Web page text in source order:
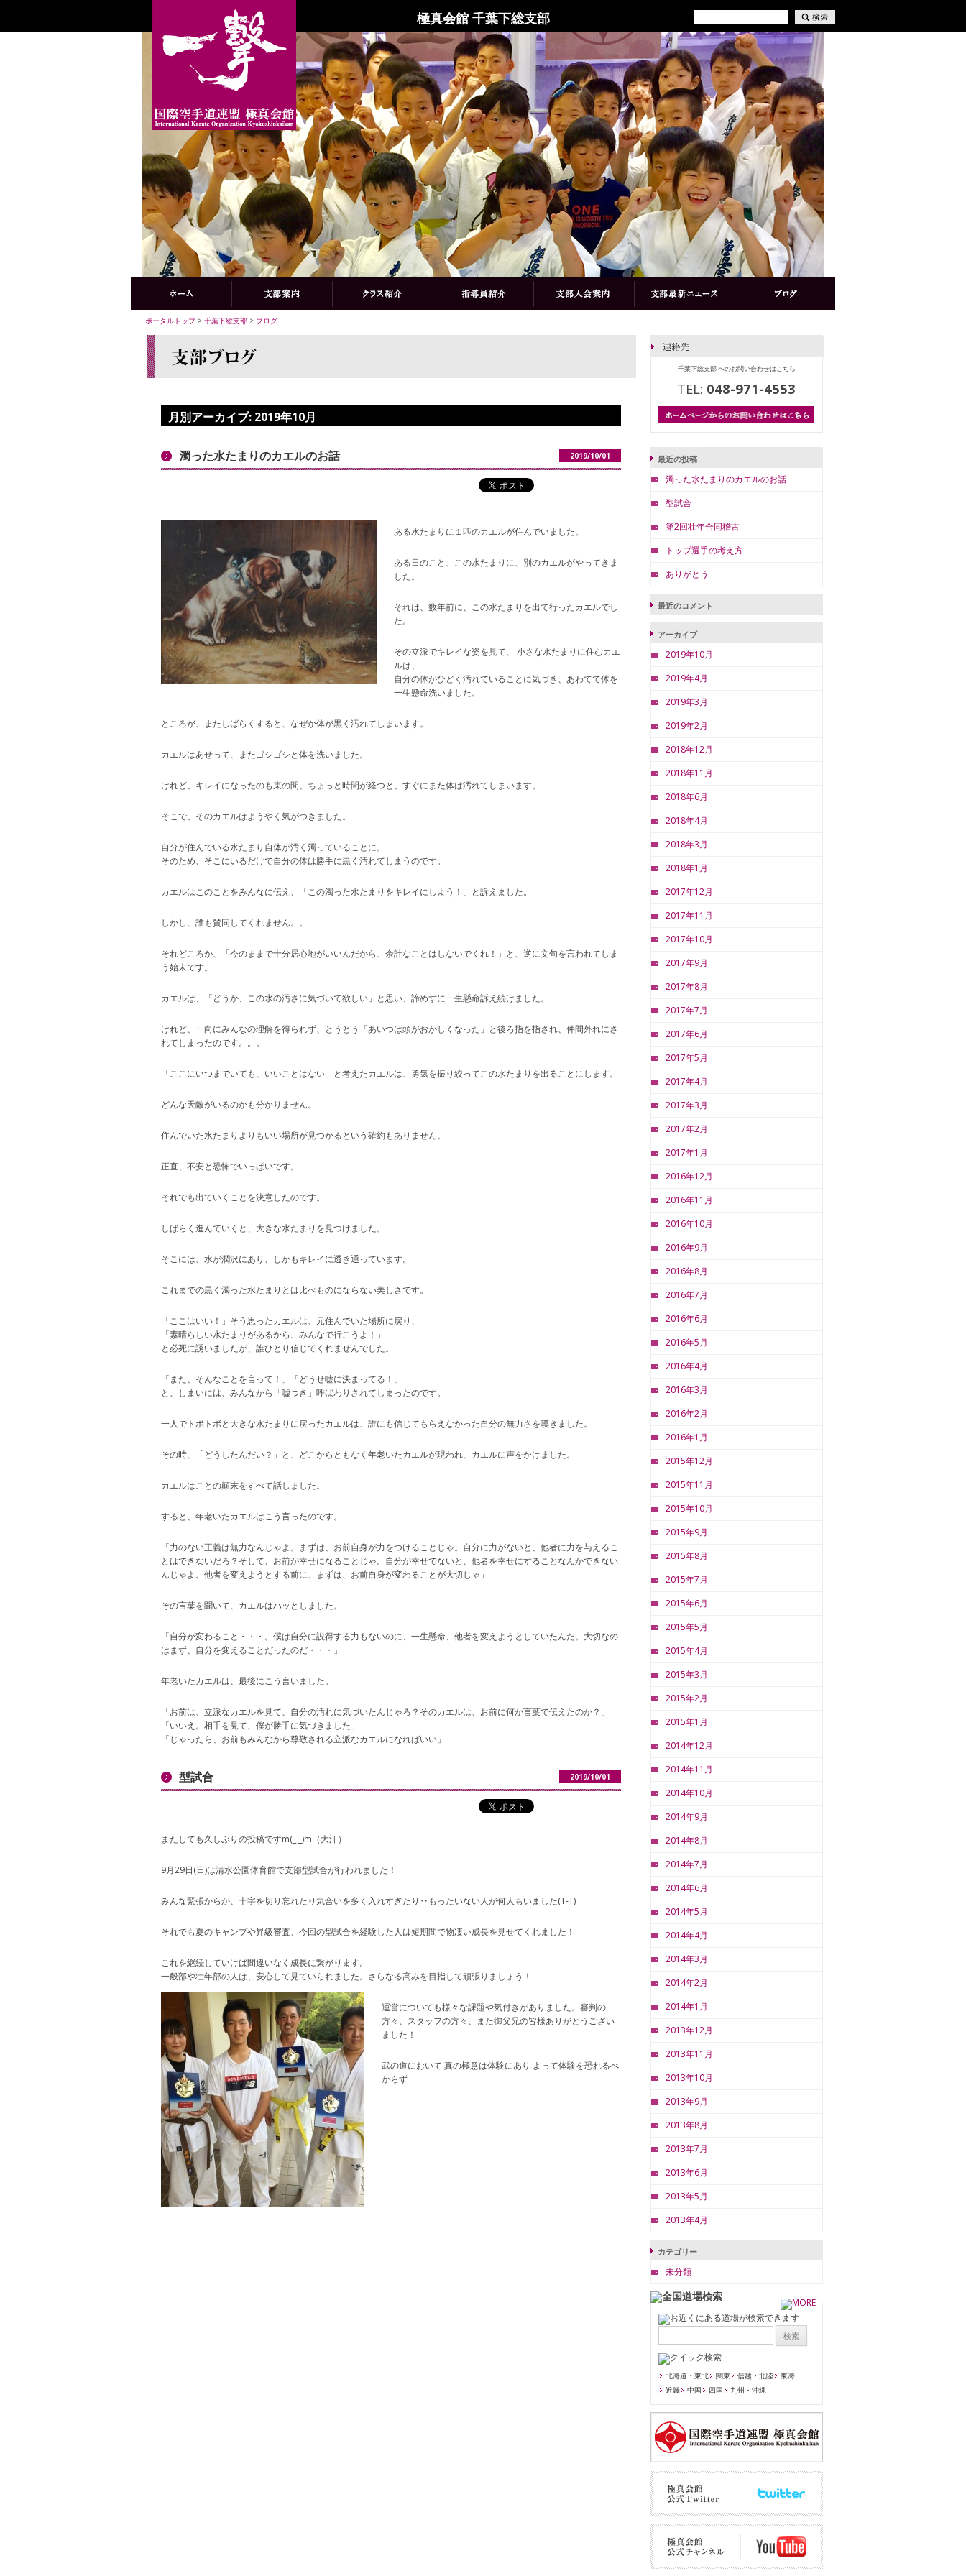
極真会館 千葉下総支部
ポータルトップ> 千葉下総支部 > ブログ
月別アーカイブ: 2019年10月
濁った水たまりのカエルのお話 2019/10/01
ある水たまりに１匹のカエルが住んでいました。
ある日のこと、この水たまりに、別のカエルがやってきま
した。
それは、数年前に、この水たまりを出て行ったカエルでし
た。
その立派でキレイな姿を見て、 小さな水たまりに住むカエ
ルは、
自分の体がひどく汚れていることに気づき、あわてて体を
一生懸命洗いました。
ところが、またしばらくすると、なぜか体が黒く汚れてしまいます。
カエルはあせって、またゴシゴシと体を洗いました。
けれど、キレイになったのも束の間、ちょっと時間が経つと、すぐにまた体は汚れてしまいます。
そこで、そのカエルはようやく気がつきました。
自分が住んでいる水たまり自体が汚く濁っていることに。
そのため、そこにいるだけで自分の体は勝手に黒く汚れてしまうのです。
カエルはこのことをみんなに伝え、「この濁った水たまりをキレイにしよう！」と訴えました。
しかし、誰も賛同してくれません。。
それどころか、「今のままで十分居心地がいいんだから、余計なことはしないでくれ！」と、逆に文句を言われてしま
う始末です。
カエルは、「どうか、この水の汚さに気づいて欲しい」と思い、諦めずに一生懸命訴え続けました。
けれど、一向にみんなの理解を得られず、とうとう「あいつは頭がおかしくなった」と後ろ指を指され、仲間外れにさ
れてしまったのです。。。
「ここにいつまでいても、いいことはない」と考えたカエルは、勇気を振り絞ってこの水たまりを出ることにします。
どんな天敵がいるのかも分かりません。
住んでいた水たまりよりもいい場所が見つかるという確約もありません。
正直、不安と恐怖でいっぱいです。
それでも出ていくことを決意したのです。
しばらく進んでいくと、大きな水たまりを見つけました。
そこには、水が潤沢にあり、しかもキレイに透き通っています。
これまでの黒く濁った水たまりとは比べものにならない美しさです。
「ここはいい！」そう思ったカエルは、元住んでいた場所に戻り、
「素晴らしい水たまりがあるから、みんなで行こうよ！」
と必死に誘いましたが、誰ひとり信じてくれませんでした。
「また、そんなことを言って！」「どうせ嘘に決まってる！」
と、しまいには、みんなから「嘘つき」呼ばわりされてしまったのです。
一人でトボトボと大きな水たまりに戻ったカエルは、誰にも信じてもらえなかった自分の無力さを嘆きました。
その時、「どうしたんだい？」と、どこからともなく年老いたカエルが現われ、カエルに声をかけました。
カエルはことの顛末をすべて話しました。
すると、年老いたカエルはこう言ったのです。
「力のない正義は無力なんじゃよ。まずは、お前自身が力をつけることじゃ。自分に力がないと、他者に力を与えるこ
とはできないだろ？そして、お前が幸せになることじゃ。自分が幸せでないと、他者を幸せにすることなんかできない
んじゃよ。他者を変えようとする前に、まずは、お前自身が変わることが大切じゃ」
その言葉を聞いて、カエルはハッとしました。
「自分が変わること・・・。僕は自分に説得する力もないのに、一生懸命、他者を変えようとしていたんだ。大切なの
はまず、自分を変えることだったのだ・・・」
年老いたカエルは、最後にこう言いました。
「お前は、立派なカエルを見て、自分の汚れに気づいたんじゃろ？そのカエルは、お前に何か言葉で伝えたのか？」
「いいえ。相手を見て、僕が勝手に気づきました」
「じゃったら、お前もみんなから尊敬される立派なカエルになればいい」
型試合 2019/10/01
またしても久しぶりの投稿ですm(_ _)m（大汗）
9月29日(日)は清水公園体育館で支部型試合が行われました！
みんな緊張からか、十字を切り忘れたり気合いを多く入れすぎたり‥もったいない人が何人もいました(T-T)
それでも夏のキャンプや昇級審査、今回の型試合を経験した人は短期間で物凄い成長を見せてくれました！
これを継続していけば間違いなく成長に繋がります。
一般部や壮年部の人は、安心して見ていられました。さらなる高みを目指して頑張りましょう！
運営についても様々な課題や気付きがありました。審判の
方々、スタッフの方々、また御父兄の皆様ありがとうござい
ました！
武の道において 真の極意は体験にあり よって体験を恐れるべ
からず
千葉下総支部 へのお問い合わせはこちら
TEL: 048-971-4553
最近の投稿
濁った水たまりのカエルのお話
型試合
第2回壮年合同稽古
トップ選手の考え方
ありがとう
最近のコメント
アーカイブ
2019年10月
2019年4月
2019年3月
2019年2月
2018年12月
2018年11月
2018年6月
2018年4月
2018年3月
2018年1月
2017年12月
2017年11月
2017年10月
2017年9月
2017年8月
2017年7月
2017年6月
2017年5月
2017年4月
2017年3月
2017年2月
2017年1月
2016年12月
2016年11月
2016年10月
2016年9月
2016年8月
2016年7月
2016年6月
2016年5月
2016年4月
2016年3月
2016年2月
2016年1月
2015年12月
2015年11月
2015年10月
2015年9月
2015年8月
2015年7月
2015年6月
2015年5月
2015年4月
2015年3月
2015年2月
2015年1月
2014年12月
2014年11月
2014年10月
2014年9月
2014年8月
2014年7月
2014年6月
2014年5月
2014年4月
2014年3月
2014年2月
2014年1月
2013年12月
2013年11月
2013年10月
2013年9月
2013年8月
2013年7月
2013年6月
2013年5月
2013年4月
カテゴリー
未分類
北海道・東北 関東 信越・北陸
東海
近畿
中国 四国 九州・沖縄